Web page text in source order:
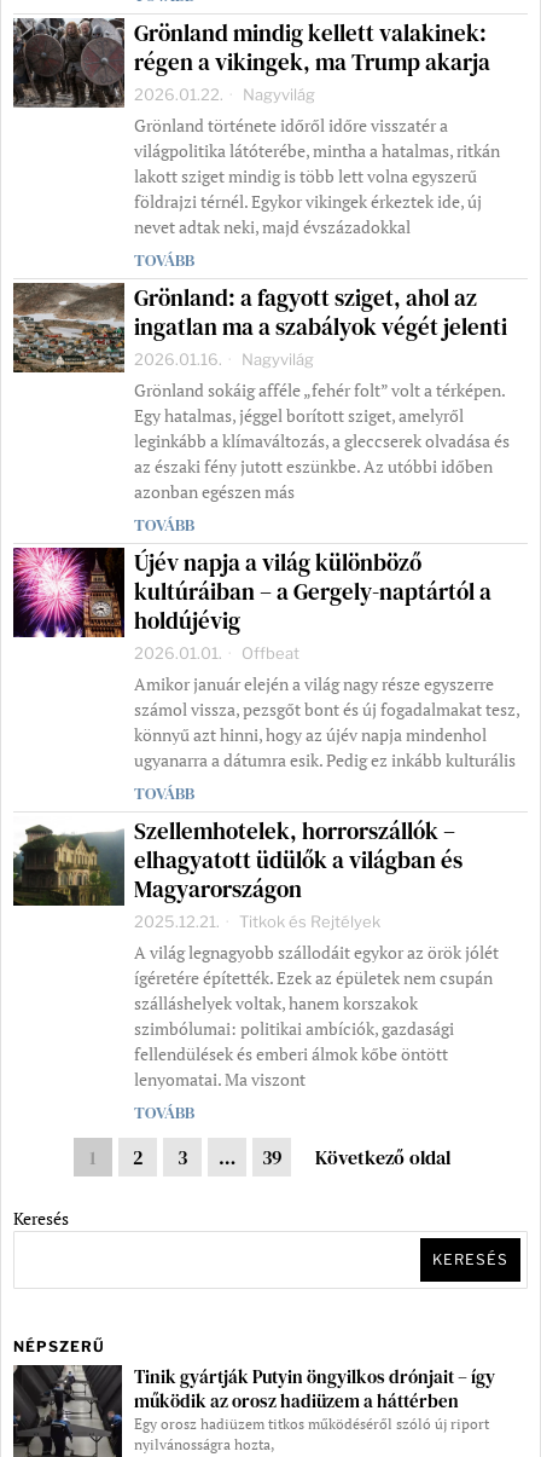
Grönland mindig kellett valakinek:
régen a vikingek, ma Trump akarja
2026.01.22. Nagyvilág
Grönland története időről időre visszatér a
világpolitika látóterébe, mintha a hatalmas, ritkán
lakott sziget mindig is több lett volna egyszerű
földrajzi térnél. Egykor vikingek érkeztek ide, új
nevet adtak neki, majd évszázadokkal
TOVÁBB
Grönland: a fagyott sziget, ahol az
ingatlan ma a szabályok végét jelenti
2026.01.16. Nagyvilág
Grönland sokáig afféle „fehér folt” volt a térképen.
Egy hatalmas, jéggel borított sziget, amelyről
leginkább a klímaváltozás, a gleccserek olvadása és
az északi fény jutott eszünkbe. Az utóbbi időben
azonban egészen más
TOVÁBB
Újév napja a világ különböző
kultúráiban – a Gergely-naptártól a
holdújévig
2026.01.01. Offbeat
Amikor január elején a világ nagy része egyszerre
számol vissza, pezsgőt bont és új fogadalmakat tesz,
könnyű azt hinni, hogy az újév napja mindenhol
ugyanarra a dátumra esik. Pedig ez inkább kulturális
TOVÁBB
Szellemhotelek, horrorszállók –
elhagyatott üdülők a világban és
Magyarországon
2025.12.21. Titkok és Rejtélyek
A világ legnagyobb szállodáit egykor az örök jólét
ígéretére építették. Ezek az épületek nem csupán
szálláshelyek voltak, hanem korszakok
szimbólumai: politikai ambíciók, gazdasági
fellendülések és emberi álmok kőbe öntött
lenyomatai. Ma viszont
TOVÁBB
1 2 3 … 39 Következő oldal
Keresés
KERESÉS
NÉPSZERŰ
Tinik gyártják Putyin öngyilkos drónjait – így
működik az orosz hadiüzem a háttérben
Egy orosz hadiüzem titkos működéséről szóló új riport
nyilvánosságra hozta,